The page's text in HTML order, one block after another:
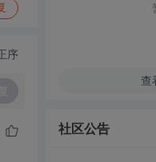
序
查
社区公告